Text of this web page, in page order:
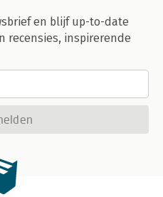
en blijf up-to-date
recensies, inspirerende